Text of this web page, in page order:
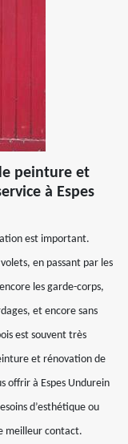
peinture et
à Espes
est important.
en passant par les
les garde-corps,
et encore sans
est souvent très
et rénovation de
offrir à Espes Undurein
d’esthétique ou
meilleur contact.